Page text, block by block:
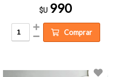
$U 990
Comprar